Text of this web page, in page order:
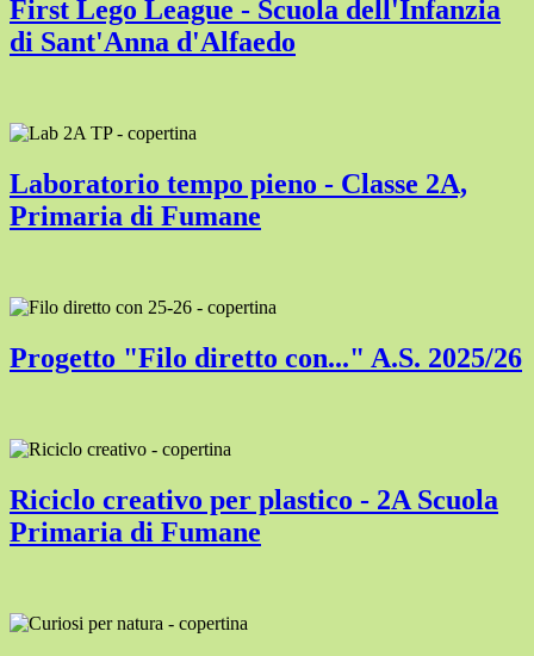
First Lego League - Scuola dell'Infanzia
di Sant'Anna d'Alfaedo
Laboratorio tempo pieno - Classe 2A,
Primaria di Fumane
Progetto "Filo diretto con..." A.S. 2025/26
Riciclo creativo per plastico - 2A Scuola
Primaria di Fumane